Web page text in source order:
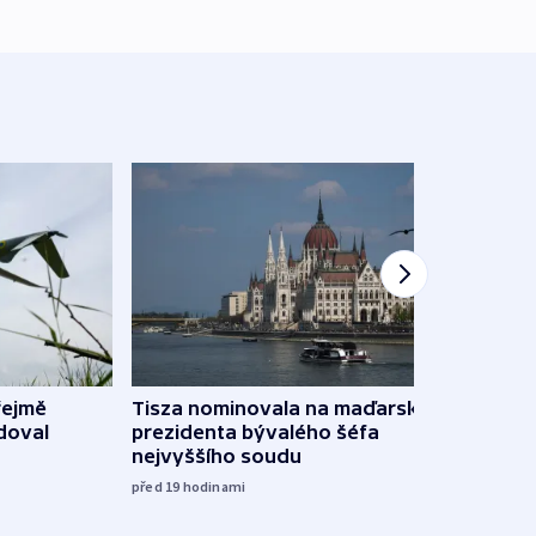
Tisza nominovala na maďarského
prezidenta bývalého šéfa
nejvyššího soudu
před 19 hodinami